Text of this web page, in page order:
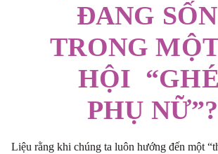
ĐANG
TRONG
HỘI
PHỤ
Liệu rằng khi chúng ta luôn hướng đến một